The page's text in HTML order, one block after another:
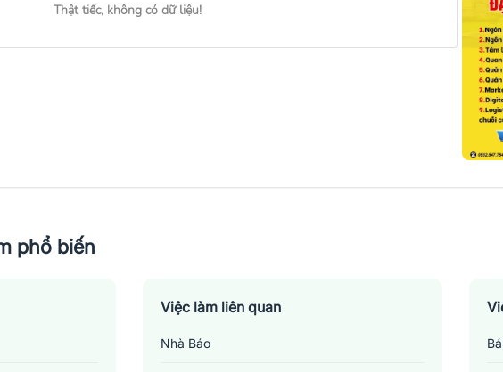
Thật tiếc, không có dữ liệu!
phổ biến
Việc làm liên quan
Nhà Báo